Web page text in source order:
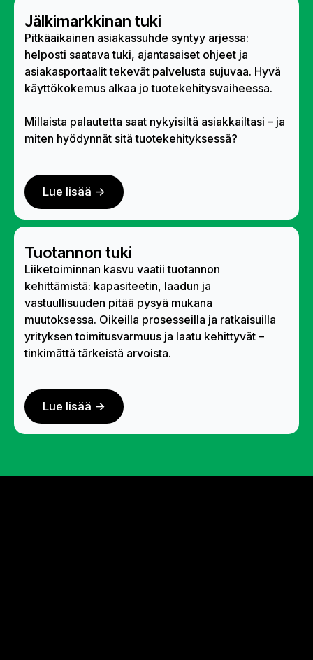
Jälkimarkkinan tuki
Pitkäaikainen asiakassuhde syntyy arjessa:
helposti saatava tuki, ajantasaiset ohjeet ja
asiakasportaalit tekevät palvelusta sujuvaa. Hyvä
käyttökokemus alkaa jo tuotekehitysvaiheessa.
Millaista palautetta saat nykyisiltä asiakkailtasi – ja
miten hyödynnät sitä tuotekehityksessä?
Lue lisää ->
Tuotannon tuki
Liiketoiminnan kasvu vaatii tuotannon
kehittämistä: kapasiteetin, laadun ja
vastuullisuuden pitää pysyä mukana
muutoksessa. Oikeilla prosesseilla ja ratkaisuilla
yrityksen toimitusvarmuus ja laatu kehittyvät –
tinkimättä tärkeistä arvoista.
Lue lisää ->